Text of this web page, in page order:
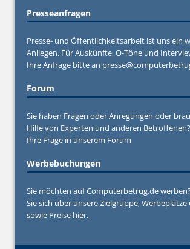
Presseanfragen
Presse- und Öffentlichkeitsarbeit ist uns ein
Anliegen. Für Auskünfte, O-Töne und
Ihre Anfrage bitte an
Forum
Sie haben Fragen oder Anregungen oder
Hilfe von Experten und anderen
Ihre Frage in unserem Forum
Werbebuchungen
Sie möchten auf Computerbetrug.de
Sie sich über unsere Zielgruppe,
sowie Preise hier.